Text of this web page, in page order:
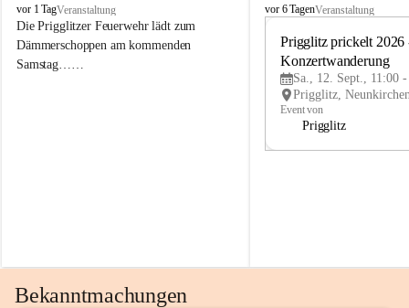
P
r
i
g
vor 1 TagVeranstaltung
Die Prigglitzer Feuerwehr lädt zum
Dämmerschoppen am kommenden
Samstag……
P
vor 6 TagenVeranstaltung
Prigglitz prickelt 2026
Konzertwanderung
Sa., 12. Sept., 11:00
Event von
Prigglitz
Bekanntmachungen